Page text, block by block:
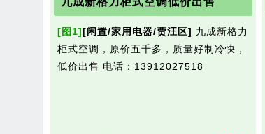
[图1][闲置/家用电器/贾汪区] 九成新格力
柜式空调，原价五千多，质量好制冷快，
低价​‌‌出售 电话：13912027518